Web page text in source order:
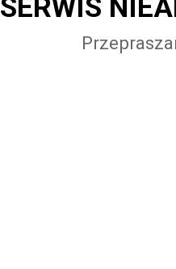
SERWIS